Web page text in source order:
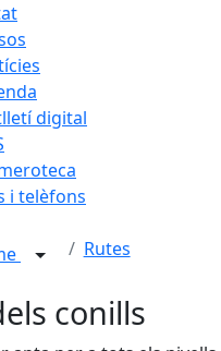
digital
i telèfons
Rutes
conills